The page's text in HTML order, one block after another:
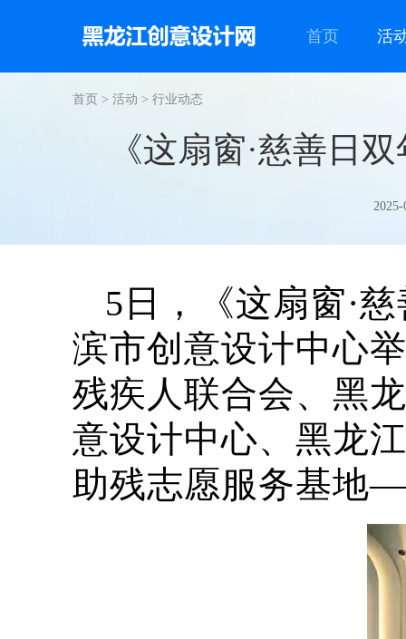
首页 活
首页 > 活动 > 行业动态
《这扇窗·慈善日
2025-
5日，《这扇窗·
滨市创意设计中心
残疾人联合会、黑
意设计中心、黑龙
助残志愿服务基地